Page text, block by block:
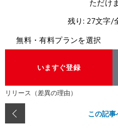
ただけ
残り: 27文字/
無料・有料プランを選択
いますぐ登録
リリース（差異の理由）
この記事